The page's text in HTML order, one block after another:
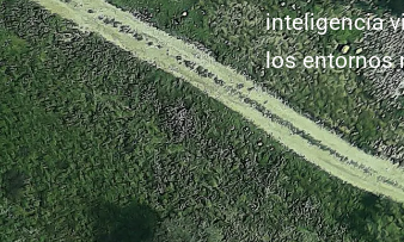
inteligencia
los entornos